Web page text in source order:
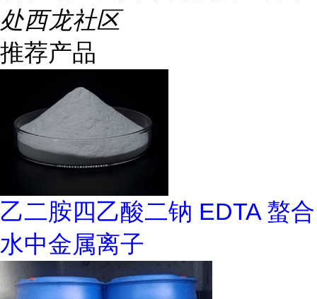
处西龙社区
推荐产品
乙二胺四乙酸二钠 EDTA 螯合
水中金属离子